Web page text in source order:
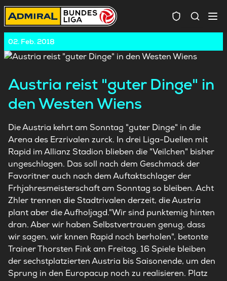
02. Feb. 2018
Austria reist "guter Dinge" in
den Westen Wiens
Die Austria kehrt am Sonntag "guter Dinge" in die
Arena des Erzrivalen zurck. In drei Liga-Duellen mit
Rapid im Allianz Stadion blieben die "Veilchen" bisher
ungeschlagen. Das soll nach dem Geschmack der
Favoritner auch nach dem Auftaktschlager der
Frhjahresmeisterschaft am Sonntag so bleiben. Acht
Zhler trennen die Stadtrivalen derzeit, die Austria
plant aber die Aufholjagd."Wir sind punktemig hinten
dran. Aber wir haben Selbstvertrauen genug, dass
wir sagen, wir knnen Rapid noch berholen", betonte
Trainer Thorsten Fink am Freitag. 16 Spiele bleiben
der sechstplatzierten Austria bis Saisonende, um den
Sprung in den Europacup noch zu realisieren. Platz